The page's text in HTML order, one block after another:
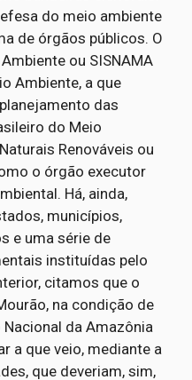
do meio ambiente
de órgãos públicos. O
ou SISNAMA
Ambiente, a que
das
do Meio
Renováveis ou
o órgão executor
Há, ainda,
municípios,
e uma série de
instituídas pelo
citamos que o
na condição de
da Amazônia
a que veio, mediante a
que deveriam, sim,